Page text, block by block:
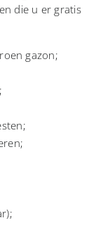
die u er gratis
gazon;